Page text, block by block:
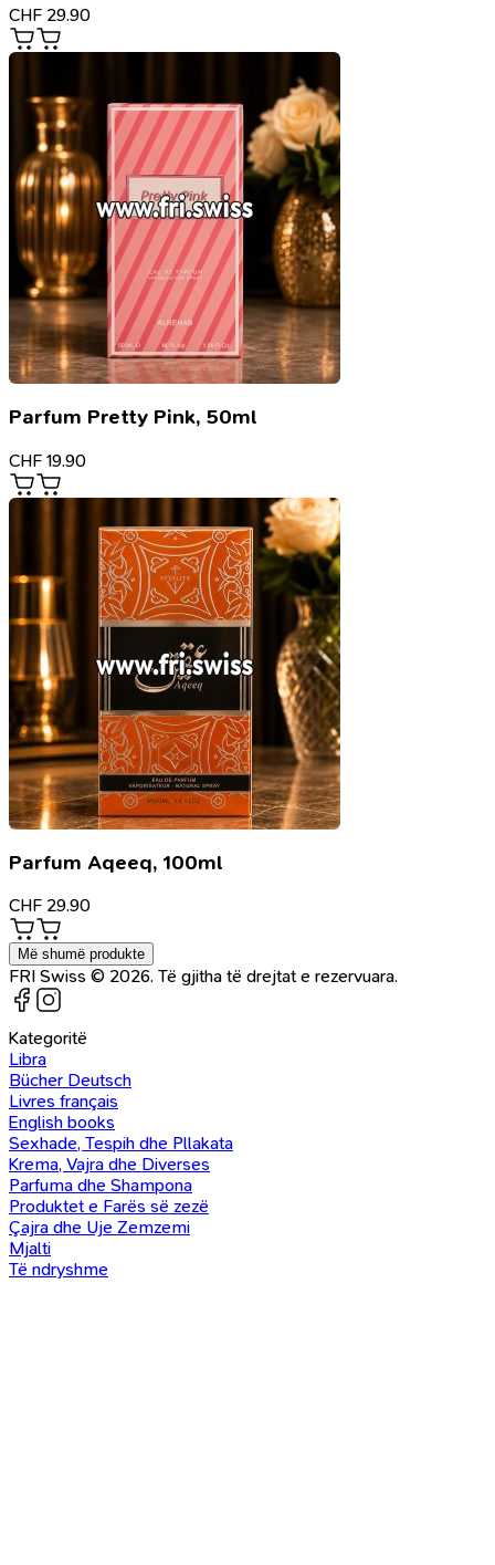
CHF 29.90
Parfum Pretty Pink, 50ml
CHF 19.90
Parfum Aqeeq, 100ml
CHF 29.90
Më shumë produkte
FRI Swiss © 2026. Të gjitha të drejtat e rezervuara.
Kategoritë
Libra
Bücher Deutsch
Livres français
English books
Sexhade, Tespih dhe Pllakata
Krema, Vajra dhe Diverses
Parfuma dhe Shampona
Produktet e Farës së zezë
Çajra dhe Uje Zemzemi
Mjalti
Të ndryshme